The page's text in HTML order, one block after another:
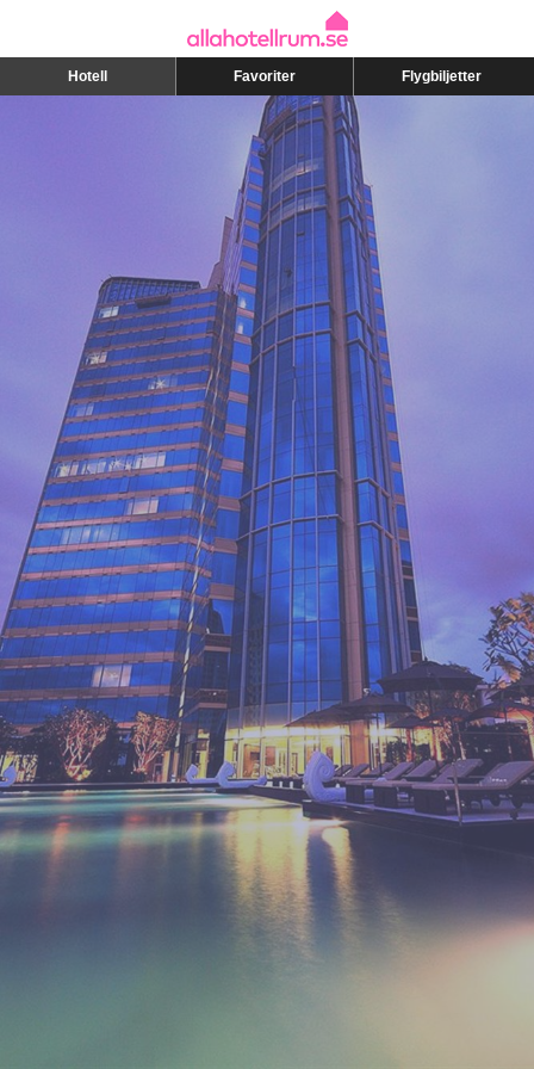
Hotell Favoriter Flygbiljetter